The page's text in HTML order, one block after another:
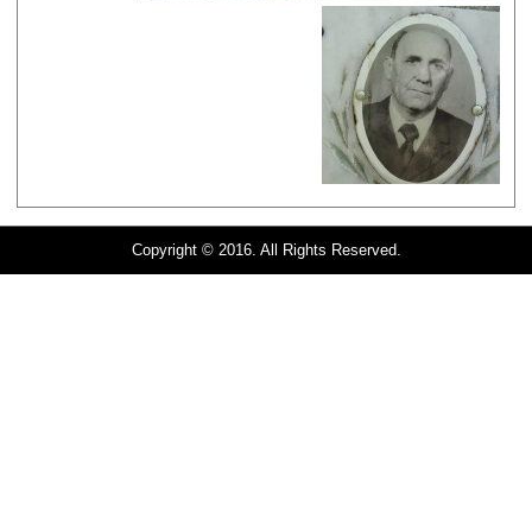
Copyright © 2016. All Rights Reserved.